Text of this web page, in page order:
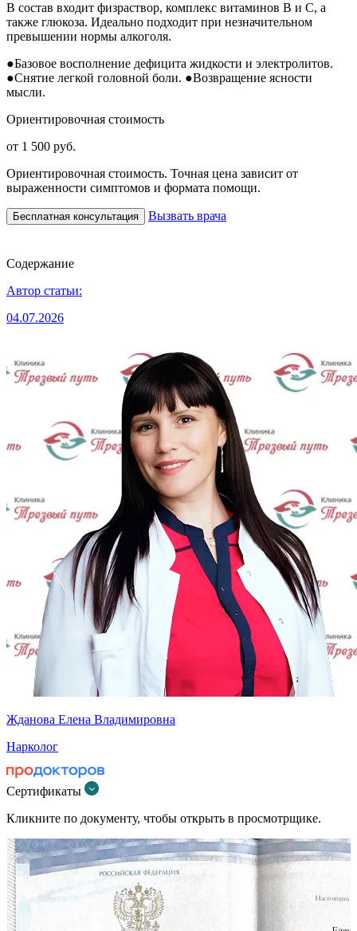
В состав входит физраствор, комплекс витаминов B и C, а
также глюкоза. Идеально подходит при незначительном
превышении нормы алкоголя.
●Базовое восполнение дефицита жидкости и электролитов.
●Снятие легкой головной боли. ●Возвращение ясности
мысли.
Ориентировочная стоимость
от 1 500 руб.
Ориентировочная стоимость. Точная цена зависит от
выраженности симптомов и формата помощи.
Бесплатная консультация Вызвать врача
Содержание
Автор статьи:
04.07.2026
Жданова Елена Владимировна
Нарколог
Сертификаты
Кликните по документу, чтобы открыть в просмотрщике.